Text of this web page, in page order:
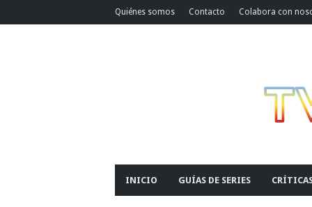
Quiénes somos Contacto Colabora con
INICIO GUÍAS DE SERIES